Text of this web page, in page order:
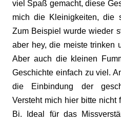
viel Spaß gemacht, diese
mich die Kleinigkeiten, die
Zum Beispiel wurde wieder
aber hey, die meiste trinken
Aber auch die kleinen
Geschichte einfach zu viel.
die Einbindung der
Versteht mich hier bitte nicht
Bi. Ideal für das